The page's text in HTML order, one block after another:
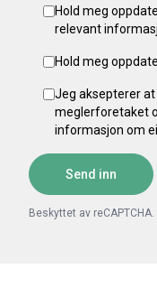
Hold meg
relevant
Hold meg
Jeg aksepterer
meglerforetaket
informasjon om
Send inn
Beskyttet av reCAPTCHA.